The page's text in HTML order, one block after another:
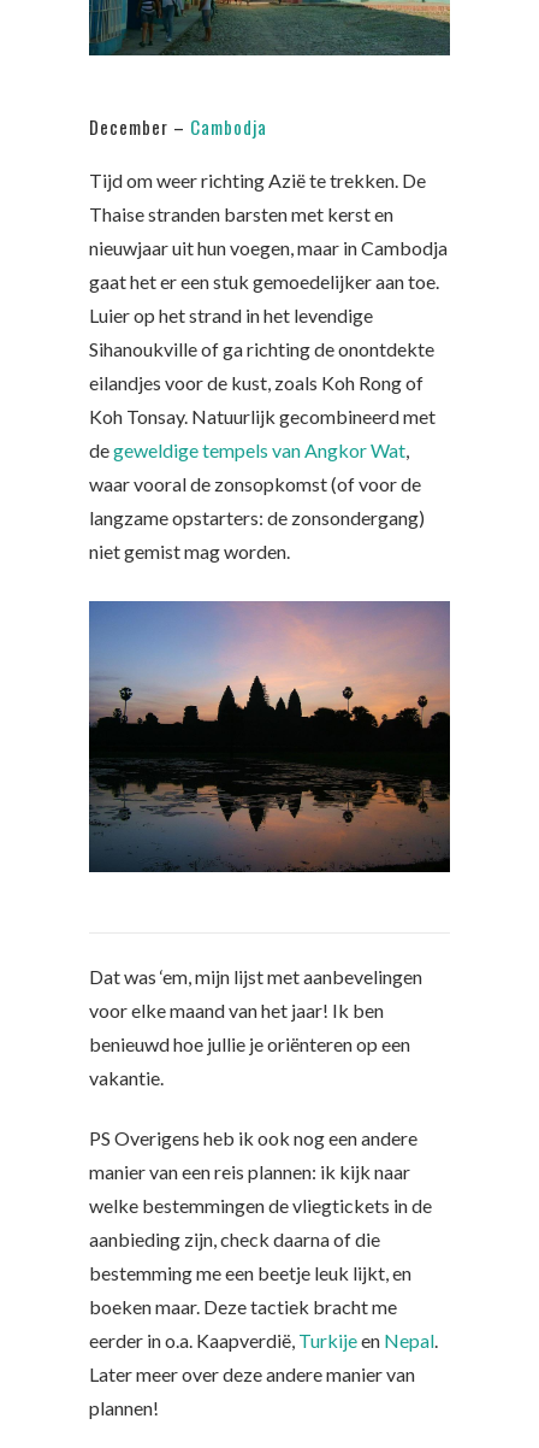
December – Cambodja
Tijd om weer richting Azië te trekken. De
Thaise stranden barsten met kerst en
nieuwjaar uit hun voegen, maar in Cambodja
gaat het er een stuk gemoedelijker aan toe.
Luier op het strand in het levendige
Sihanoukville of ga richting de onontdekte
eilandjes voor de kust, zoals Koh Rong of
Koh Tonsay. Natuurlijk gecombineerd met
degeweldige tempels van Angkor Wat,
waar vooral de zonsopkomst (of voor de
langzame opstarters: de zonsondergang)
niet gemist mag worden.
Dat was ‘em, mijn lijst met aanbevelingen
voor elke maand van het jaar! Ik ben
benieuwd hoe jullie je oriënteren op een
vakantie.
PS Overigens heb ik ook nog een andere
manier van een reis plannen: ik kijk naar
welke bestemmingen de vliegtickets in de
aanbieding zijn, check daarna of die
bestemming me een beetje leuk lijkt, en
boeken maar. Deze tactiek bracht me
eerder in o.a. Kaapverdië, Turkijeen Nepal.
Later meer over deze andere manier van
plannen!